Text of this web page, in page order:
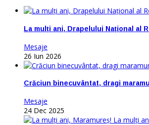
La mulți ani, Drapelului Național al
Mesaje
26 Iun 2026
Crăciun binecuvântat, dragi
Mesaje
24 Dec 2025